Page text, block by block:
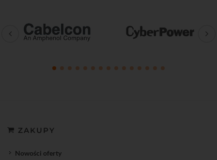
ZAKUPY
Nowości oferty